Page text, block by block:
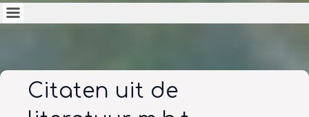
Citaten uit de